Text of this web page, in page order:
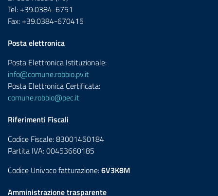
Tel: +39.0384-6751
Fax: +39.0384-670415
Posta elettronica
Posta Elettronica Istituzionale:
info@comune.robbio.pv.it
Posta Elettronica Certificata:
comune.robbio@pec.it
Riferimenti Fiscali
Codice Fiscale: 83001450184
Partita IVA: 00453660185
Codice Univoco fatturazione:6V3K8M
Amministrazione trasparente